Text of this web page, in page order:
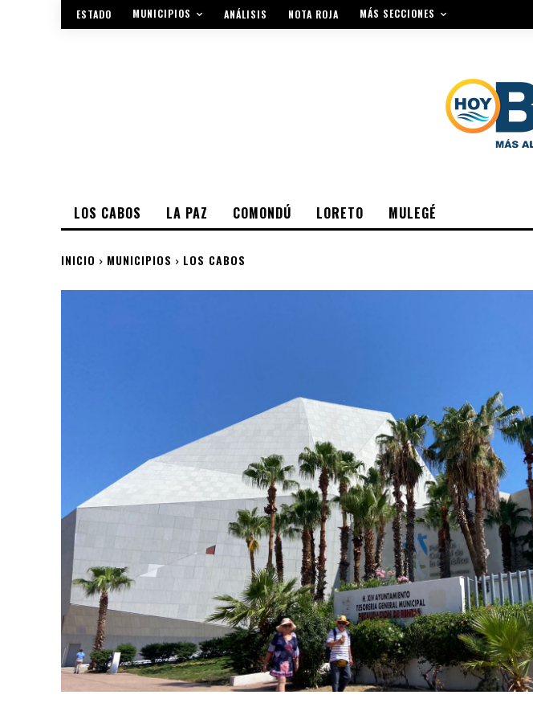
ESTADO MUNICIPIOS ANÁLISIS NOTA ROJA MÁS SECCIONES
LOS CABOS LA PAZ COMONDÚ LORETO MULEGÉ
INICIO MUNICIPIOS LOS CABOS